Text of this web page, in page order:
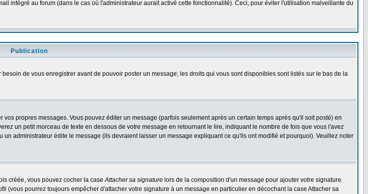
intégré au forum (dans le cas où l'administrateur aurait activé cette fonctionnalité). Ceci, pour éviter l'utilisation malveillante du
Publication
de vous enregistrer avant de pouvoir poster un message; les droits qui vous sont disponibles sont listés sur le bas de la
propres messages. Vous pouvez éditer un message (parfois seulement après un certain temps après qu'il soit posté) en
un petit morceau de texte en dessous de votre message en retournant le lire, indiquant le nombre de fois que vous l'avez
administrateur édite le message (ils devraient laisser un message expliquant ce qu'ils ont modifié et pourquoi). Veuillez noter
créée, vous pouvez cocher la caseAttacher sa signature lors de la composition d'un message pour ajouter votre signature.
pourrez toujours empêcher d'attacher votre signature à un message en particulier en décochant la case Attacher sa